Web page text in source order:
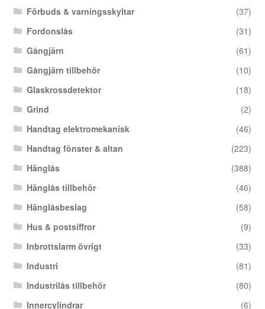
Förbuds & varningsskyltar
(37)
Fordonslås
(31)
Gångjärn
(61)
Gångjärn tillbehör
(10)
Glaskrossdetektor
(18)
Grind
(2)
Handtag elektromekanisk
(46)
Handtag fönster & altan
(223)
Hänglås
(388)
Hänglås tillbehör
(46)
Hänglåsbeslag
(58)
Hus & postsiffror
(9)
Inbrottslarm övrigt
(33)
Industri
(81)
Industrilås tillbehör
(80)
Innercylindrar
(6)